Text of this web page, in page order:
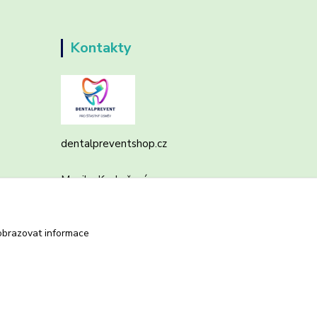
Kontakty
dentalpreventshop.cz
Monika Kuchařová
informace